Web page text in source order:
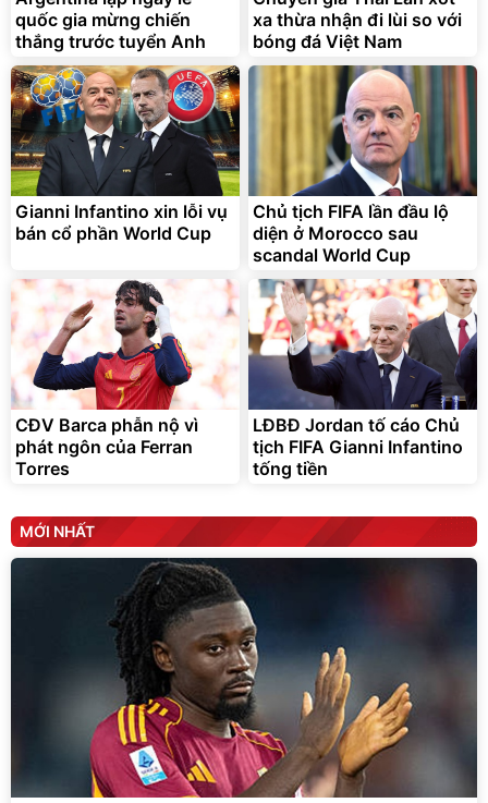
Đã bán nhiều Đang xem nhiều
G-FORCE VIETNA
quốc gia mừng chiến
thắng trước tuyển Anh
xa thừa nhận đi lùi so với
bóng đá Việt Nam
Gianni Infantino xin lỗi vụ
bán cổ phần World Cup
Chủ tịch FIFA lần đầu lộ
diện ở Morocco sau
scandal World Cup
CĐV Barca phẫn nộ vì
phát ngôn của Ferran
Torres
LĐBĐ Jordan tố cáo Chủ
tịch FIFA Gianni Infantino
tống tiền
MỚI NHẤT